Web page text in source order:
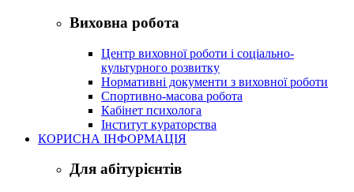
Виховна робота
Центр виховної роботи і соціально-
культурного розвитку
Нормативні документи з виховної роботи
Спортивно-масова робота
Кабінет психолога
Інститут кураторства
КОРИСНА ІНФОРМАЦІЯ
Для абітурієнтів